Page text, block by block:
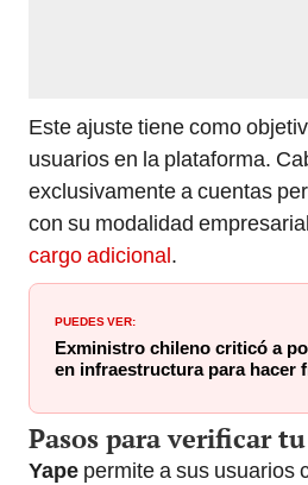
Este ajuste tiene como
usuarios en la plataforma.
exclusivamente a cuentas
con su modalidad
cargo adicional.
PUEDES VER:
Exministro chileno criticó a
en infraestructura para hacer
Pasos para verificar
Yape permite a sus usuarios